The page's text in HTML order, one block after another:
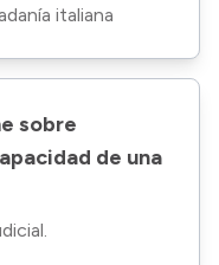
italiana
sobre
de una